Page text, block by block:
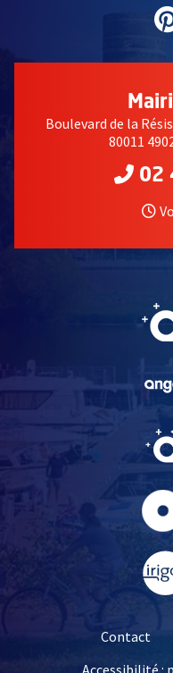
Boulevard de la
80011
02
Contact
Accessibilité :